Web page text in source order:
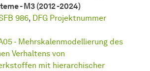
- M3 (2012 -2024)
986, DFG Projektnummer
- Mehrskalenmodellierung des
Verhaltens von
mit hierarchischer